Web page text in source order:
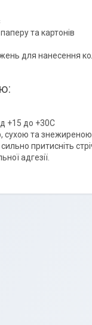
та картонів
для нанесення
+15 до +30С
та
притисніть
адгезії.